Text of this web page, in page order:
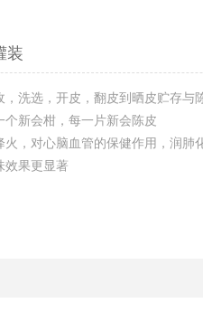
装
洗选，开皮，翻皮到晒皮贮存与
新会柑，每一片新会陈皮
，对心脑血管的保健作用，润肺
效果更显著